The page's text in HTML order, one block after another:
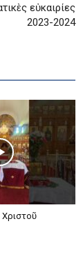
εὐκαιρίες
2023-2024